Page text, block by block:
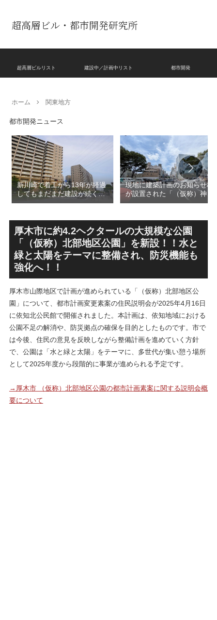
超高層ビル・都市開発研究所
超高層ビルリスト 建設中／計画中リスト 都市開発
ホーム 関東地方
都市開発ニュース
新川崎で着工から13年が経過
してもまだまだ建設が続く
「クレストプライムレジデン
ンション街で「プロムナード
八番街」の建設が進む！！
現地に建築計画のお知らせ板
が設置された「（仮称）神宮
前六丁目八角館建替計
SANAA設計で神宮前交差点に
新たな商業施設誕生へ！！
厚木市に約4.2ヘクタールの大規模な公園
「（仮称）北部地区公園」を新設！！水と
緑と太陽をテーマに整備され、防災機能も
強化へ！！
厚木市山際地区で計画が進められている「（仮称）北部地区公
園」について、都市計画変更素案の住民説明会が2025年4月16日
に依知北公民館で開催されました。本計画は、依知地域における
公園不足の解消や、防災拠点の確保を目的としたものです。市で
は今後、住民の意見を反映しながら整備計画を進めていく方針
で、公園は「水と緑と太陽」をテーマに、多世代が集い憩う場所
として2025年度から段階的に事業が進められる予定です。
→厚木市 （仮称）北部地区公園の都市計画素案に関する説明会概
要について